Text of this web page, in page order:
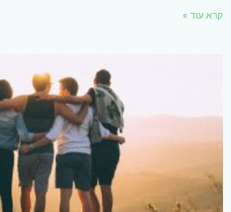
קרא עוד »